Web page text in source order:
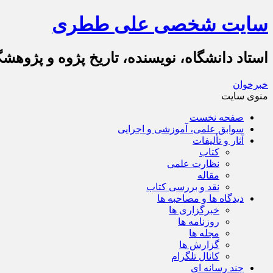
سایت شخصی علی ططری
استاد دانشگاه، نویسنده، تاریخ پژوه و
خبرخوان
منوی سایت
صفحه نخست
سوابق علمی، آموزشی و اجرایی
آثار و تألیفات
کتاب
نظارت علمی
مقاله
نقد و بررسی کتاب
دیدگاه ها و مصاحبه ها
خبرگزاری ها
روزنامه ها
مجله ها
گزارش ها
کانال تلگرام
چند رسانه ای